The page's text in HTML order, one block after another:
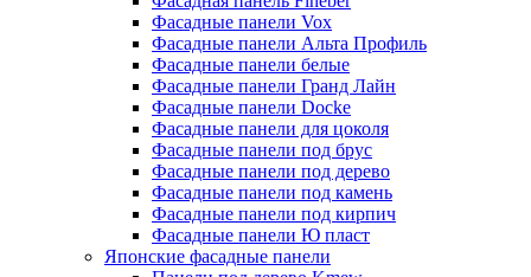
Фасадные панели Vox
Фасадные панели Альта Профиль
Фасадные панели белые
Фасадные панели Гранд Лайн
Фасадные панели Docke
Фасадные панели для цоколя
Фасадные панели под брус
Фасадные панели под дерево
Фасадные панели под камень
Фасадные панели под кирпич
Фасадные панели Ю пласт
Японские фасадные панели